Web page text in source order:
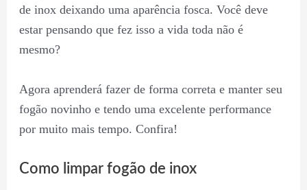
de inox deixando uma aparência fosca. Você deve
estar pensando que fez isso a vida toda não é
mesmo?
Agora aprenderá fazer de forma correta e manter seu
fogão novinho e tendo uma excelente performance
por muito mais tempo. Confira!
Como limpar fogão de inox